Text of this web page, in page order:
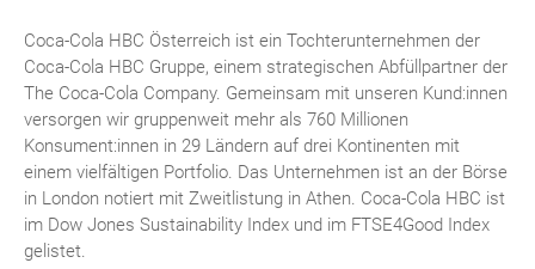
Coca-Cola HBC Österreich ist ein Tochterunternehmen der
Coca-Cola HBC Gruppe, einem strategischen Abfüllpartner der
The Coca-Cola Company. Gemeinsam mit unseren Kund:innen
versorgen wir gruppenweit mehr als 760 Millionen
Konsument:innen in 29 Ländern auf drei Kontinenten mit
einem vielfältigen Portfolio. Das Unternehmen ist an der Börse
in London notiert mit Zweitlistung in Athen. Coca-Cola HBC ist
im Dow Jones Sustainability Index und im FTSE4Good Index
gelistet.